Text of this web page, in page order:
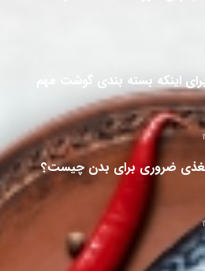
برای اینکه بسته بندی گوشت مهم